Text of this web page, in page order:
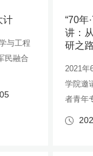
计
与工程
民融合
“70年
讲：
研之
2021年
学院邀
者青年